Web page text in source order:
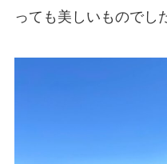
っても美しいものでし